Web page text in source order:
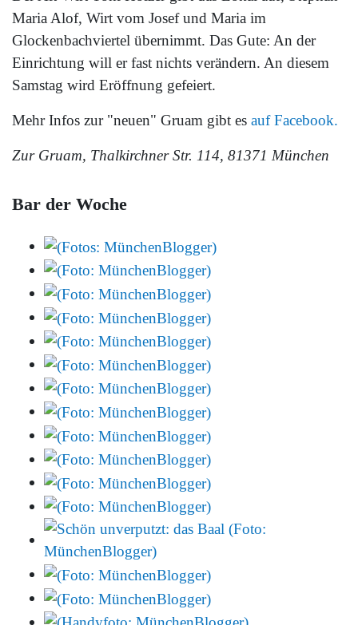
Maria Alof, Wirt vom Josef und Maria im
Glockenbachviertel übernimmt. Das Gute: An der
Einrichtung will er fast nichts verändern. An diesem
Samstag wird Eröffnung gefeiert.
Mehr Infos zur "neuen" Gruam gibt es auf Facebook.
Zur Gruam, Thalkirchner Str. 114, 81371 München
Bar der Woche